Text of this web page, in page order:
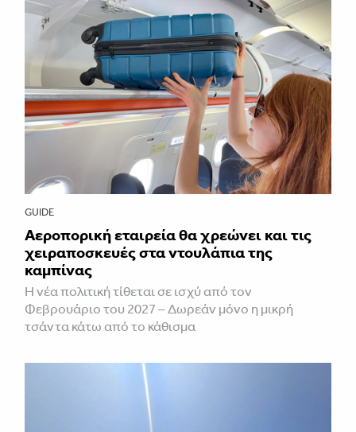
GUIDE
Αεροπορική εταιρεία θα χρεώνει και τις
χειραποσκευές στα ντουλάπια της
καμπίνας
Η νέα πολιτική τίθεται σε ισχύ από τον
Φεβρουάριο του 2027 – Δωρεάν μόνο η μικρή
τσάντα κάτω από το κάθισμα